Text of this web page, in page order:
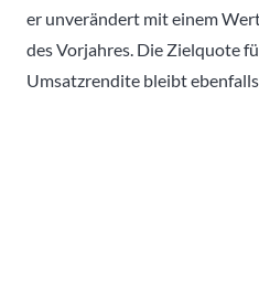
er unverändert mit einem
des Vorjahres. Die Zielquote
Umsatzrendite bleibt